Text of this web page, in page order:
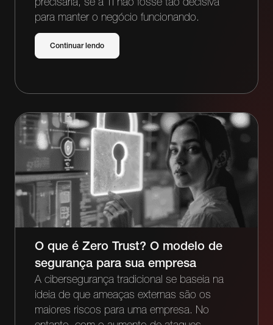
para manter o negócio funcionando.
Continuar lendo
O que é Zero Trust? O modelo de
segurança para sua empresa
A cibersegurança tradicional se baseia na
ideia de que ameaças externas são os
maiores riscos para uma empresa. No